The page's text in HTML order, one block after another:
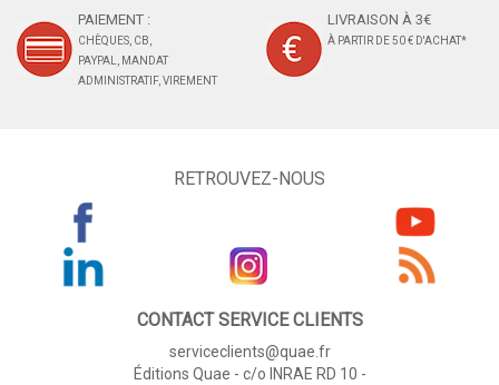
PAIEMENT :
CHÈQUES, CB,
PAYPAL, MANDAT
ADMINISTRATIF, VIREMENT
LIVRAISON À 3€
À PARTIR DE 50 € D'ACHAT*
RETROUVEZ-NOUS
CONTACT SERVICE CLIENTS
serviceclients@quae.fr
Éditions Quae - c/o INRAE RD 10 -